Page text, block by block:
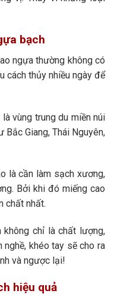
bạch
ngựa thường không có
cách thủy nhiều ngày để
vùng trung du miền núi
Bắc Giang, Thái Nguyên,
là cần làm sạch xương,
Bởi khi đó miếng cao
chất nhất.
không chỉ là chất lượng,
khéo tay sẽ cho ra
và ngược lại!
hiệu quả